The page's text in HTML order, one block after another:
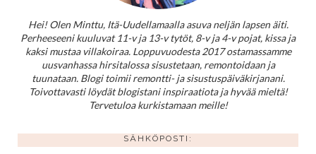
Hei! Olen Minttu, Itä-Uudellamaalla asuva neljän lapsen äiti.
Perheeseeni kuuluvat 11-v ja 13-v tytöt, 8-v ja 4-v pojat, kissa ja
kaksi mustaa villakoiraa. Loppuvuodesta 2017 ostamassamme
uusvanhassa hirsitalossa sisustetaan, remontoidaan ja
tuunataan. Blogi toimii remontti- ja sisustuspäiväkirjanani.
Toivottavasti löydät blogistani inspiraatiota ja hyvää mieltä!
Tervetuloa kurkistamaan meille!
SÄHKÖPOSTI: